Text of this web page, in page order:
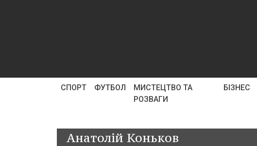
СПОРТ ФУТБОЛ
МИСТЕЦТВО ТА
РОЗВАГИ
БІЗНЕС
Анатолій Коньков